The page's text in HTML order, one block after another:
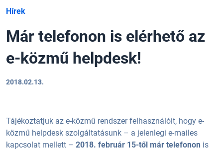
Hírek
Már telefonon is elérhető az
e-közmű helpdesk!
2018.02.13.
Tájékoztatjuk az e-közmű rendszer felhasználóit, hogy e-
közmű helpdesk szolgáltatásunk – a jelenlegi e-mailes
kapcsolat mellett – 2018. február 15-től már telefonon is